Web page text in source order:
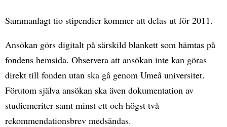
Sammanlagt tio stipendier kommer att delas ut för 2011.
Ansökan görs digitalt på särskild blankett som hämtas på
fondens hemsida. Observera att ansökan inte kan göras
direkt till fonden utan ska gå genom Umeå universitet.
Förutom själva ansökan ska även dokumentation av
studiemeriter samt minst ett och högst två
rekommendationsbrev medsändas.